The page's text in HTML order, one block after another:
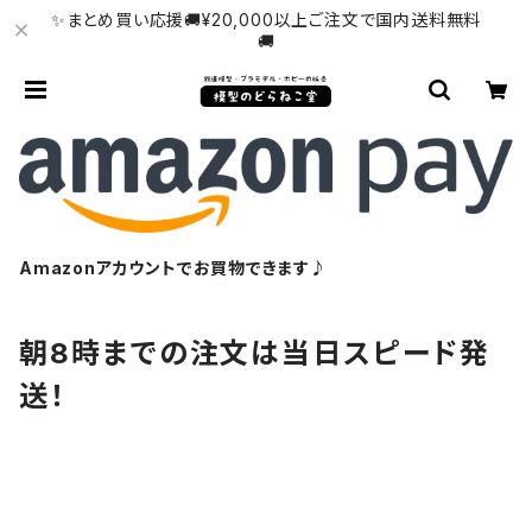
✨まとめ買い応援🚚¥20,000以上ご注文で国内送料無料
🚚
Amazonアカウントでお買物できます♪
朝8時までの注文は当日スピード発
送！